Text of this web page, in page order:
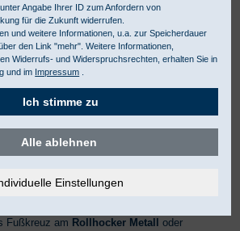
Praxis, Labor oder Schwesternzimmer
Praxisbedarf bekommen Sie immer einen
Fußkreuz mit mindestens 60 Zentimeter
und Labor
Praxis, Labor oder Schwesternzimmer
Praxisbedarf bekommen Sie immer einen
Fußkreuz am Rollhocker Metall
oder
Angabe Ihrer ID zum Anfordern von
für die Zukunft widerrufen.
und weitere Informationen, u.a. zur Speicherdauer
den Link "mehr". Weitere Informationen,
Widerrufs- und Widerspruchsrechten, erhalten Sie in
und im Impressum
Ich stimme zu
Alle ablehnen